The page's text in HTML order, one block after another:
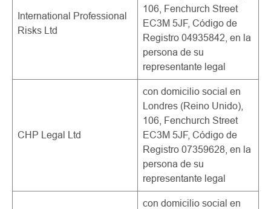
International Professional
Risks Ltd
106, Fenchurch Street
EC3M 5JF, Código de
Registro 04935842, en la
persona de su
representante legal
CHP Legal Ltd
con domicilio social en
Londres (Reino Unido),
106, Fenchurch Street
EC3M 5JF, Código de
Registro 07359628, en la
persona de su
representante legal
con domicilio social en